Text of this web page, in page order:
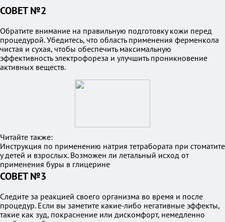
СОВЕТ №2
Обратите внимание на правильную подготовку кожи перед
процедурой. Убедитесь, что область применения ферменкола
чистая и сухая, чтобы обеспечить максимальную
эффективность электрофореза и улучшить проникновение
активных веществ.
Читайте также:
Инструкция по применению натрия тетрабората при стоматите
у детей и взрослых. Возможен ли летальный исход от
применения буры в глицерине
СОВЕТ №3
Следите за реакцией своего организма во время и после
процедур. Если вы заметите какие-либо негативные эффекты,
такие как зуд, покраснение или дискомфорт, немедленно